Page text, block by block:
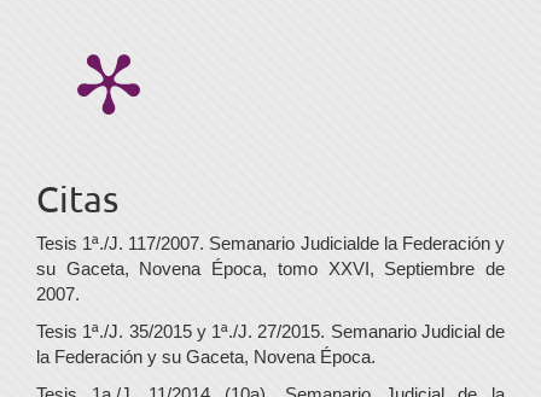
Citas
Tesis 1ª./J. 117/2007. Semanario Judicialde la Federación y
su Gaceta, Novena Época, tomo XXVI, Septiembre de
2007.
Tesis 1ª./J. 35/2015 y 1ª./J. 27/2015. Semanario Judicial de
la Federación y su Gaceta, Novena Época.